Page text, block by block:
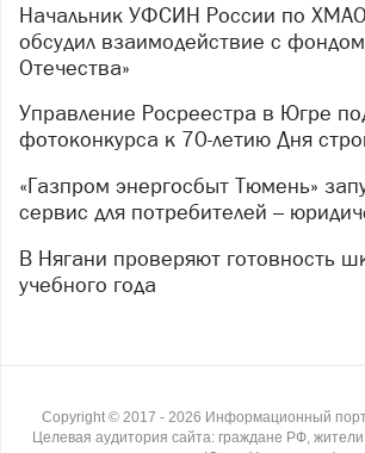
Начальник УФСИН России по ХМАО – Югре
обсудил взаимодействие с
Отечества»
Управление Росреестра в Югре подводит итоги
фотоконкурса к 70-летию Дня
«Газпром энергосбыт Тюмень» запустил новый
сервис для потребителей –
В Нягани проверяют готовность школ к началу
учебного года
Copyright © 2017 - 2026 Информационный
Целевая аудитория сайта: граждане РФ,